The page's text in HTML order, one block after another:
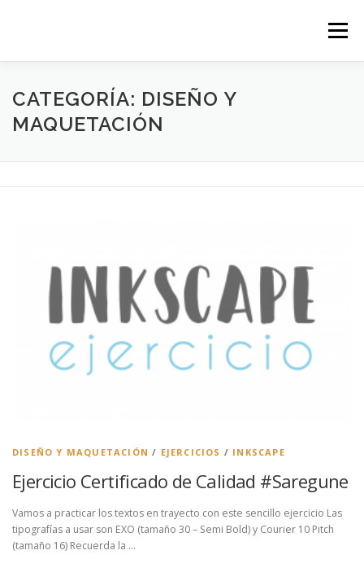
Menú
INICIO SOBRE ESTE BLOG DUDAS?
CATEGORÍA: DISEÑO Y
MAQUETACIÓN
DISEÑO Y MAQUETACIÓN / EJERCICIOS / INKSCAPE
Ejercicio Certificado de Calidad #Saregune
Vamos a practicar los textos en trayecto con este sencillo ejercicio Las
tipografías a usar son EXO (tamaño 30 – Semi Bold) y Courier 10 Pitch
(tamaño 16) Recuerda la …